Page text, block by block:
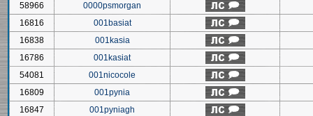
58966
0000psmorgan
16816
001basiat
16838
001kasia
16786
001kasiat
54081
001nicocole
16809
001pynia
16847
001pyniagh